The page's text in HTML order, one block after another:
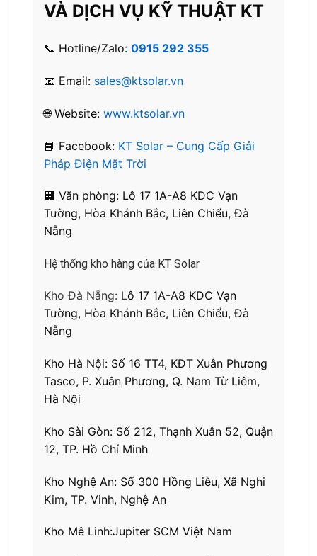
VÀ DỊCH VỤ KỸ THUẬT KT
📞 Hotline/Zalo: 0915 292 355
📧 Email: sales@ktsolar.vn
🌐 Website: www.ktsolar.vn
📘 Facebook: KT Solar – Cung Cấp Giải
Pháp Điện Mặt Trời
🏢 Văn phòng: Lô 17 1A-A8 KDC Vạn
Tường, Hòa Khánh Bắc, Liên Chiểu, Đà
Nẵng
Hệ thống kho hàng của KT Solar
Kho Đà Nẵng: Lô 17 1A-A8 KDC Vạn
Tường, Hòa Khánh Bắc, Liên Chiểu, Đà
Nẵng
Kho Hà Nội: Số 16 TT4, KĐT Xuân Phương
Tasco, P. Xuân Phương, Q. Nam Từ Liêm,
Hà Nội
Kho Sài Gòn: Số 212, Thạnh Xuân 52, Quận
12, TP. Hồ Chí Minh
Kho Nghệ An: Số 300 Hồng Liễu, Xã Nghi
Kim, TP. Vinh, Nghệ An
Kho Mê Linh:Jupiter SCM Việt Nam